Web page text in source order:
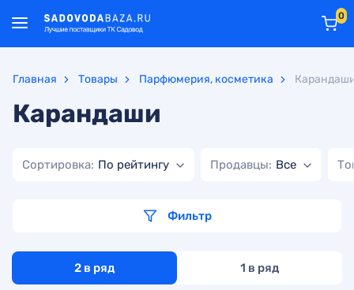
0
Главная Товары Парфюмерия, косметика
Карандаши
Сортировка: По рейтингу Продавцы: Все
Фильтр
2 в ряд 1 в ряд